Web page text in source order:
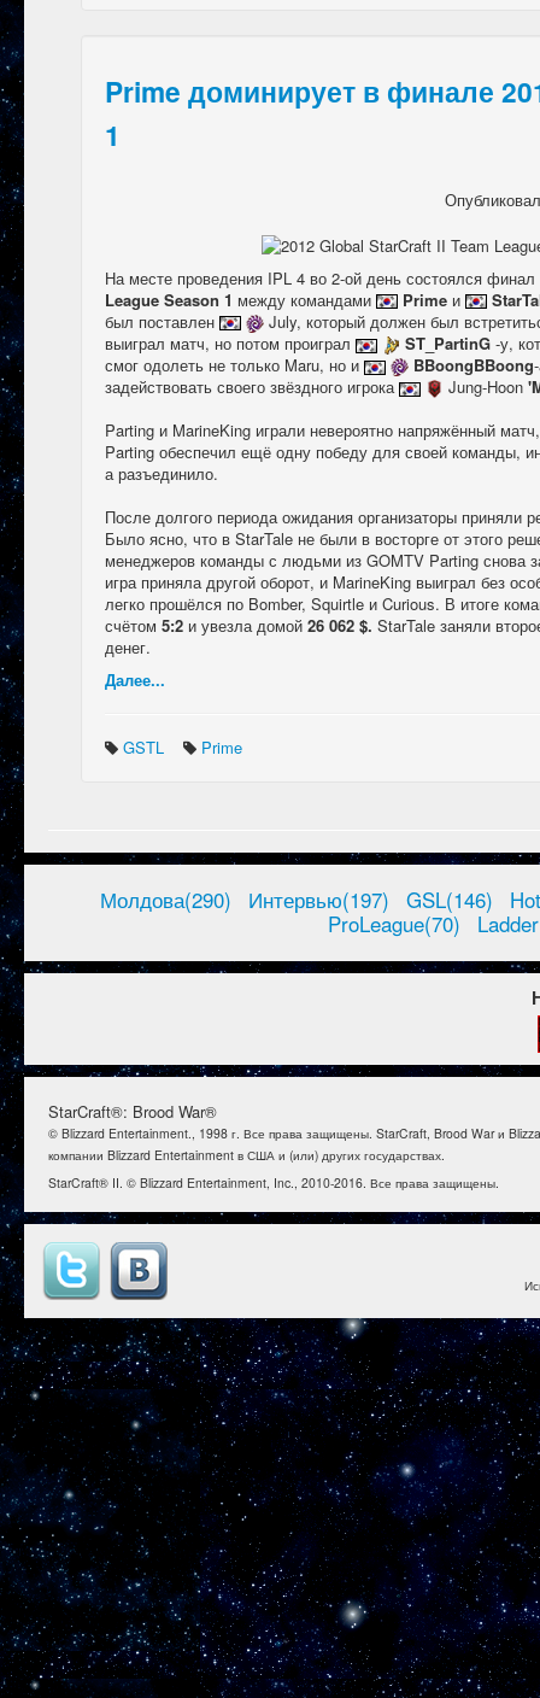
Prime доминирует в финале
1
На месте проведения IPL 4 во 2-ой день состоялся финал
League Season 1 между командами Prime и
был поставлен
July, который должен был
выиграл матч, но потом проиграл
ST_PartinG -у,
смог одолеть не только Maru, но и
BBoongBBoong
задействовать своего звёздного игрока
Jung-Hoon
Parting и MarineKing играли невероятно напряжённый
Parting обеспечил ещё одну победу для своей команды,
а разъединило.
После долгого периода ожидания организаторы приняли
Было ясно, что в StarTale не были в восторге от этого
менеджеров команды с людьми из GOMTV Parting снова
игра приняла другой оборот, и MarineKing выиграл без
легко прошёлся по Bomber, Squirtle и Curious. В итоге
счётом 5:2 и увезла домой 26 062 $. StarTale заняли
денег.
Далее...
GSTL Prime
Молдова(290) Интервью(197) GSL(146)
ProLeague(70)
StarCraft®: Brood War®
© Blizzard Entertainment., 1998 г. Все права защищены. StarCraft, Brood War и
компании Blizzard Entertainment в США и (или) других государствах.
StarCraft® II. © Blizzard Entertainment, Inc., 2010-2016. Все права защищены.